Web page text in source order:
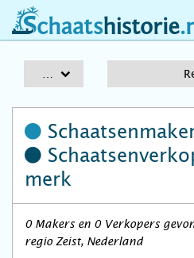
schaatshistorie.nl
merk
0 Makers en 0 Verkopers
regio Zeist, Nederland